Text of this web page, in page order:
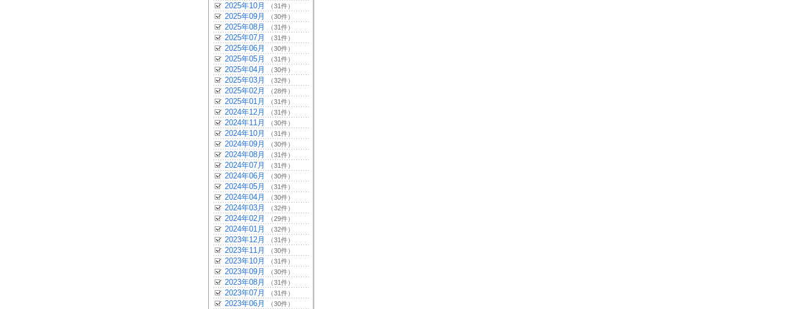
2025年10月 （31件）
2025年09月 （30件）
2025年08月 （31件）
2025年07月 （31件）
2025年06月 （30件）
2025年05月 （31件）
2025年04月 （30件）
2025年03月 （32件）
2025年02月 （28件）
2025年01月 （31件）
2024年12月 （31件）
2024年11月 （30件）
2024年10月 （31件）
2024年09月 （30件）
2024年08月 （31件）
2024年07月 （31件）
2024年06月 （30件）
2024年05月 （31件）
2024年04月 （30件）
2024年03月 （32件）
2024年02月 （29件）
2024年01月 （32件）
2023年12月 （31件）
2023年11月 （30件）
2023年10月 （31件）
2023年09月 （30件）
2023年08月 （31件）
2023年07月 （31件）
2023年06月 （30件）